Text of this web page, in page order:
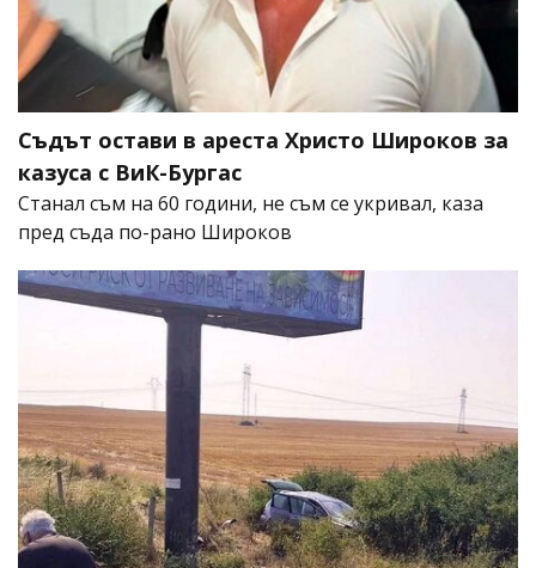
Съдът остави в ареста Христо Широков за
казуса с ВиК-Бургас
Станал съм на 60 години, не съм се укривал, каза
пред съда по-рано Широков